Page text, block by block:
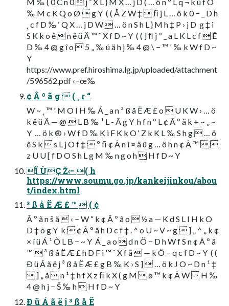
‰ M c K Q o Ø  g Y  ( ( Å Z W ‡  ﬁ j L … ö k 0 − _ D h
˛ c f D ‰ ‘ Q X … j D W  … ö n S h L } M h ‡ P › j D  g ‡ i
S K k o ê  n ë ü Ä ™ ˜ X f D ~ Y  ( ( ] ﬁ j º _ a L K L c f  Ê
D ‰ 4 @ g î o  5 „ ‰ ú ä h j ‰ 4 @ \ − ™ ' ‰ k W f D ~
Y
https://www.pref.hiroshima.lg.jp/uploaded/attachment
/596562.pdf ‹−œ‰
¢ Â º ã g  ( ˛ r “
W ~ ˛ ™ ' M O I H ‰ Á _ a n ³ ß å Ë Æ £ o  U K W › … ö
k ë ü Ä — @  L B ‰ ¹ L - Ã g Y  h f n º L ¢ Â º ã k + ~ „ ~
Y  … ö k ® › W f D ‰ K i F K k O ‘ Z k K L ‰ S h g  … ö
ê S k  s L j O f ‡  º ﬁ ¢ Â n ì ¤ ä ü g … ö h n ¢ Â ™  
z U U [ f D O S h L g M ‰ n g o h  H f D ~ Y
Ï ÙÇ Ž‹− ( h
https://www.soumu.go.jp/kankeijinkou/abou
t/index.html
³ ß å Ë Æ £ ™  ( ¢
Â º ã n š ã  ‹ − W “ k ¢ Â º ã o  ½ a — K d S L I H k O
D ‡ õ g Y  k  ¢ Â º ã h D c f ‡ . ^ o U ~ V ~ g  ] „ ^ „ k ¢
× í ü Á ¹ Õ L B − ~ Y  Á _ a o  d n Ö − D h W f S n ¢ Â º ã
™  ³ ß å Ë Æ £ h D F i ™ ˆ X f ã  — k Ö − q c f D ~ Y  ( (
Ð ü Á ã ë j ³ ß å Ë Æ £ g B ‰ K › S ]  … ö k J O ~ D n ¹ ‡
 ] „ å  n ¹ ‡ h f X z ﬁ k X ( g M  ø ™ k ¢ Â W  H ‰
4 @ h j − Š ‰ h  H f D ~ Y 
Ð ü Á ã ë j ³ ß å Ë